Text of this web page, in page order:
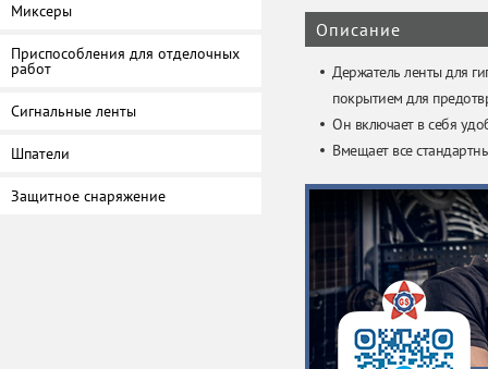
Миксеры
Приспособления для отделочных
работ
Сигнальные ленты
Шпатели
Защитное снаряжение
Описание
Держатель ленты для
покрытием для
Он включает в себя
Вмещает все